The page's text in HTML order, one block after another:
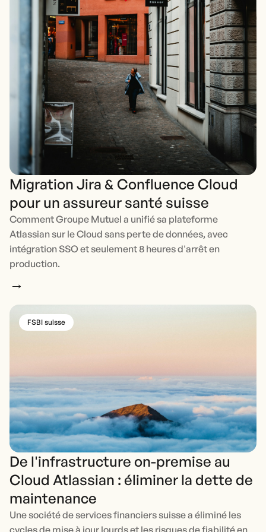
Migration Jira & Confluence Cloud
pour un assureur santé suisse
Comment Groupe Mutuel a unifié sa plateforme
Atlassian sur le Cloud sans perte de données, avec
intégration SSO et seulement 8 heures d'arrêt en
production.
→
FSBI suisse
De l'infrastructure on-premise au
Cloud Atlassian : éliminer la dette de
maintenance
Une société de services financiers suisse a éliminé les